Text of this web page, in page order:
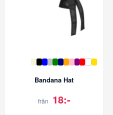
Bandana Hat
från 18:-